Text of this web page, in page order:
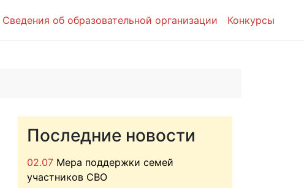
Сведения об образовательной организации Конкурсы
Последние новости
02.07 Мера поддержки семей
участников СВО